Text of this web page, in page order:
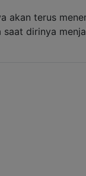
akan terus
saat dirinya